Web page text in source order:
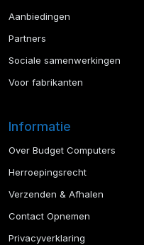
Aanbiedingen
Partners
Sociale samenwerkingen
Voor fabrikanten
Informatie
Over Budget Computers
Herroepingsrecht
Verzenden & Afhalen
Contact Opnemen
Privacyverklaring